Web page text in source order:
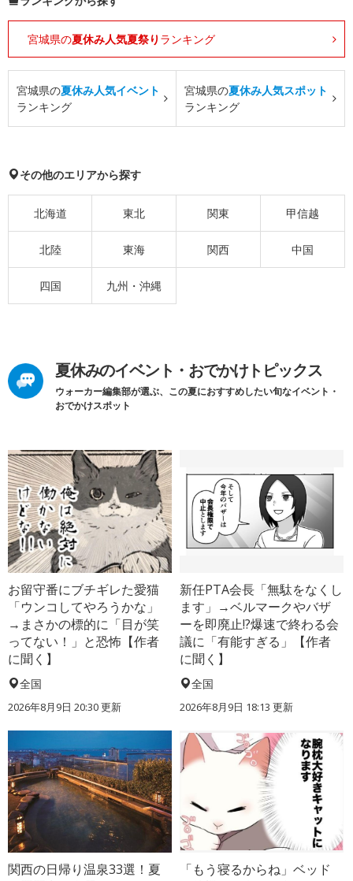
宮城県の夏休み人気夏祭り ランキング
宮城県の夏休み人気イベント
ランキング
宮城県の夏休み人気スポット
ランキング
その他のエリアから探す
北海道 東北 関東 甲信越
北陸 東海 関西 中国
四国 九州・沖縄
夏休みのイベント・おでかけトピックス
ウォーカー編集部が選ぶ、この夏におすすめしたい旬なイベント・
おでかけスポット
お留守番にブチギレた愛猫
「ウンコしてやろうかな」
→まさかの標的に「目が笑
ってない！」と恐怖【作者
に聞く】
全国
2026年8月9日 20:30更新
新任PTA会長「無駄をなくし
ます」→ベルマークやバザ
ーを即廃止!?爆速で終わる会
議に「有能すぎる」【作者
に聞く】
全国
2026年8月9日 18:13 更新
関西の日帰り温泉33選！夏
「もう寝るからね」ベッド